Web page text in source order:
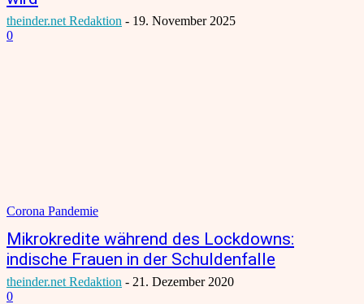
theinder.net Redaktion - 19. November 2025
0
Corona Pandemie
Mikrokredite während des Lockdowns:
indische Frauen in der Schuldenfalle
theinder.net Redaktion - 21. Dezember 2020
0